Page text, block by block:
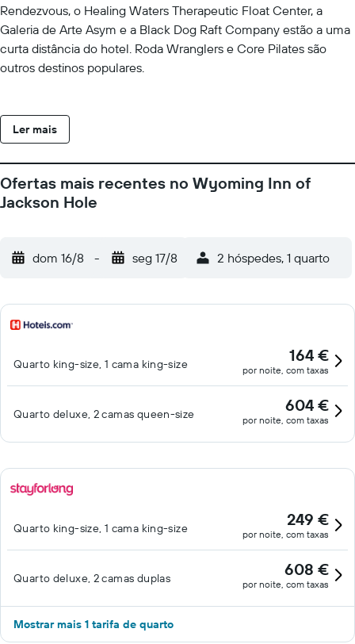
Rendezvous, o Healing Waters Therapeutic Float Center, a
Galeria de Arte Asym e a Black Dog Raft Company estão a uma
curta distância do hotel. Roda Wranglers e Core Pilates são
outros destinos populares.
Ler mais
Ofertas mais recentes no Wyoming Inn of
Jackson Hole
dom 16/8 - seg 17/8 2 hóspedes, 1 quarto
Quarto king-size, 1 cama king-size 164 €
por noite, com taxas
Quarto deluxe, 2 camas queen-size 604 €
por noite, com taxas
Quarto king-size, 1 cama king-size 249 €
por noite, com taxas
Quarto deluxe, 2 camas duplas 608 €
por noite, com taxas
Mostrar mais 1 tarifa de quarto